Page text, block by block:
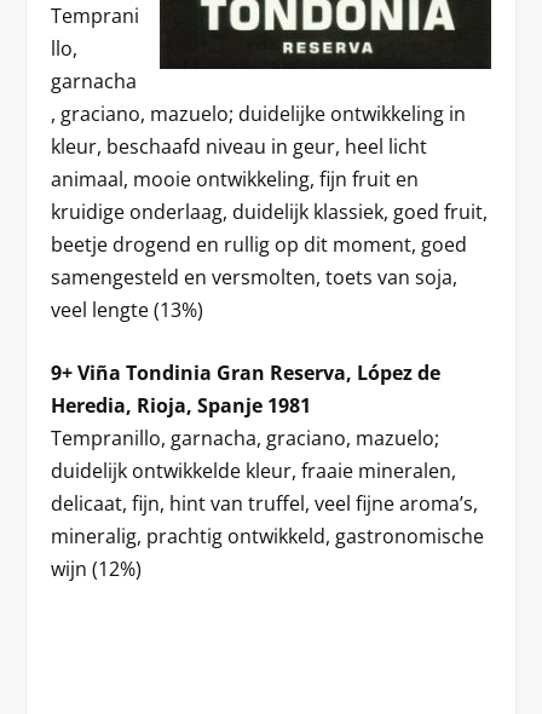
Temprani
llo,
garnacha
, graciano, mazuelo; duidelijke ontwikkeling in
kleur, beschaafd niveau in geur, heel licht
animaal, mooie ontwikkeling, fijn fruit en
kruidige onderlaag, duidelijk klassiek, goed fruit,
beetje drogend en rullig op dit moment, goed
samengesteld en versmolten, toets van soja,
veel lengte (13%)
9+ Viña Tondinia Gran Reserva, López de
Heredia, Rioja, Spanje 1981
Tempranillo, garnacha, graciano, mazuelo;
duidelijk ontwikkelde kleur, fraaie mineralen,
delicaat, fijn, hint van truffel, veel fijne aroma’s,
mineralig, prachtig ontwikkeld, gastronomische
wijn (12%)